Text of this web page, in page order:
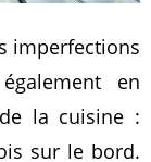
imperfections
en
la cuisine :
sur le bord.